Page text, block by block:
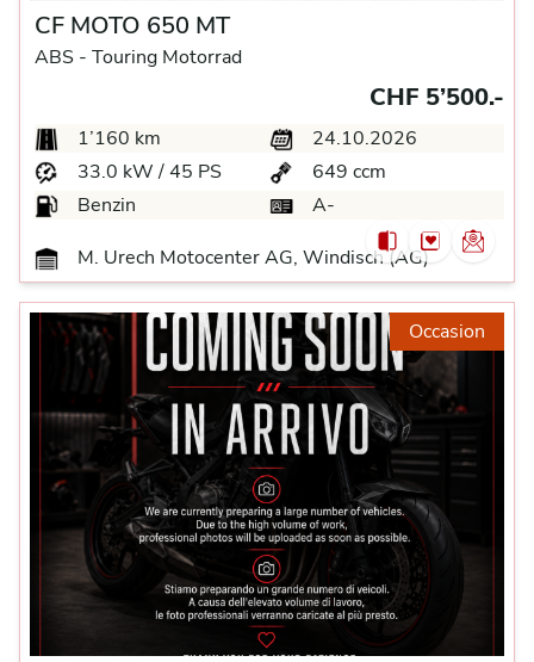
CF MOTO 650 MT
ABS - Touring Motorrad
CHF 5’500.-
1’160 km
24.10.2026
33.0 kW / 45 PS
649 ccm
Benzin
A-
M. Urech Motocenter AG, Windisch (AG)
Occasion